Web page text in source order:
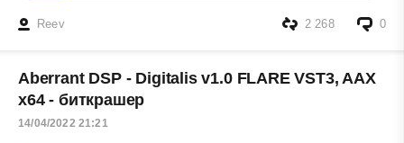
Reev 0
2 268
Aberrant DSP - Digitalis v1.0 FLARE VST3, AAX
x64 - биткрашер
14/04/2022 21:21